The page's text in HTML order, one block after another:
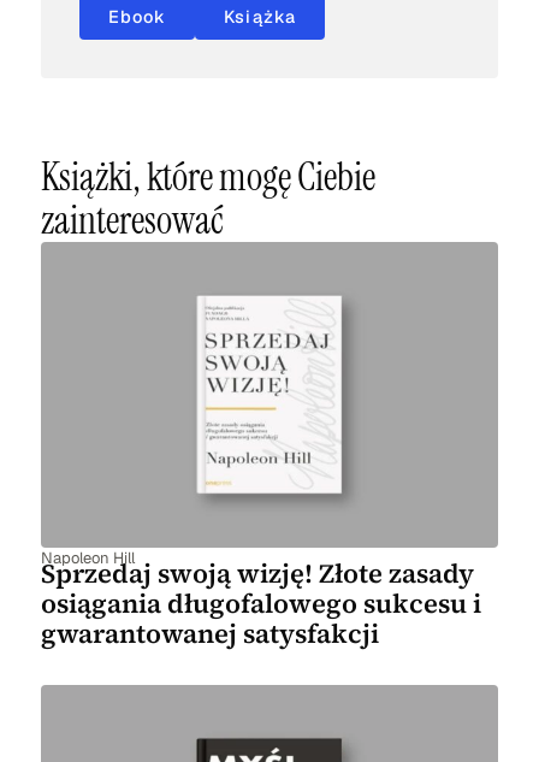
Ebook Książka
Książki, które mogę Ciebie
zainteresować
Napoleon Hill
Sprzedaj swoją wizję! Złote zasady
osiągania długofalowego sukcesu i
gwarantowanej satysfakcji